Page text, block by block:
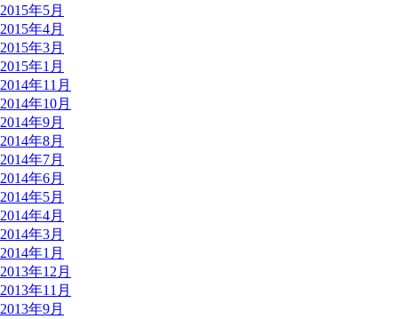
2015年5月
2015年4月
2015年3月
2015年1月
2014年11月
2014年10月
2014年9月
2014年8月
2014年7月
2014年6月
2014年5月
2014年4月
2014年3月
2014年1月
2013年12月
2013年11月
2013年9月